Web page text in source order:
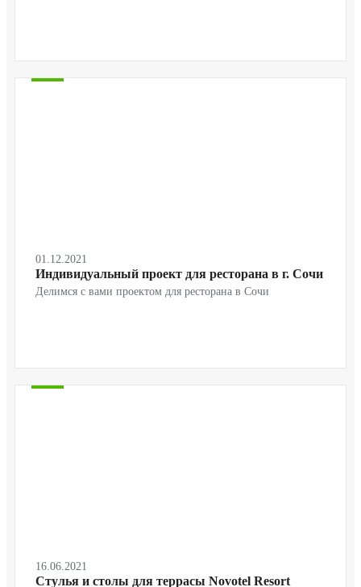
01.12.2021
Индивидуальный проект для ресторана в г. Сочи
Делимся с вами проектом для ресторана в Сочи
16.06.2021
Cтулья и столы для террасы Novotel Resort